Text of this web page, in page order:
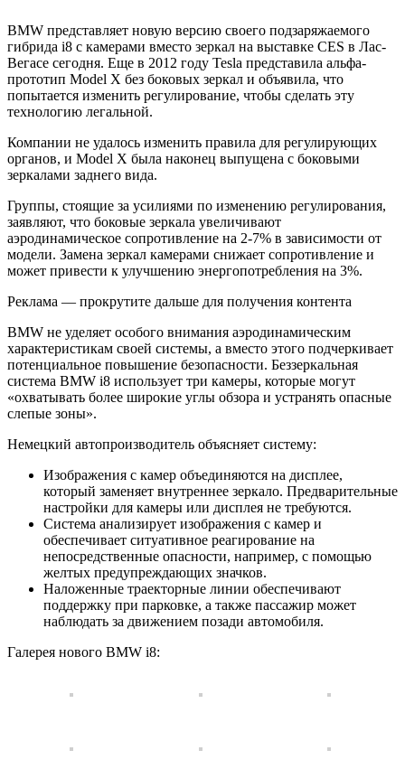
BMW представляет новую версию своего подзаряжаемого
гибрида i8 с камерами вместо зеркал на выставке CES в Лас-
Вегасе сегодня. Еще в 2012 году Tesla представила альфа-
прототип Model X без боковых зеркал и объявила, что
попытается изменить регулирование, чтобы сделать эту
технологию легальной.
Компании не удалось изменить правила для регулирующих
органов, и Model X была наконец выпущена с боковыми
зеркалами заднего вида.
Группы, стоящие за усилиями по изменению регулирования,
заявляют, что боковые зеркала увеличивают
аэродинамическое сопротивление на 2-7% в зависимости от
модели. Замена зеркал камерами снижает сопротивление и
может привести к улучшению энергопотребления на 3%.
Реклама — прокрутите дальше для получения контента
BMW не уделяет особого внимания аэродинамическим
характеристикам своей системы, а вместо этого подчеркивает
потенциальное повышение безопасности. Беззеркальная
система BMW i8 использует три камеры, которые могут
«охватывать более широкие углы обзора и устранять опасные
слепые зоны».
Немецкий автопроизводитель объясняет систему:
Изображения с камер объединяются на дисплее,
который заменяет внутреннее зеркало. Предварительные
настройки для камеры или дисплея не требуются.
Система анализирует изображения с камер и
обеспечивает ситуативное реагирование на
непосредственные опасности, например, с помощью
желтых предупреждающих значков.
Наложенные траекторные линии обеспечивают
поддержку при парковке, а также пассажир может
наблюдать за движением позади автомобиля.
Галерея нового BMW i8: